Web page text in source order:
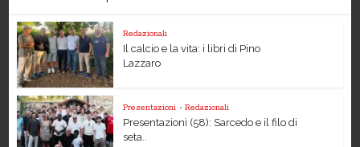
Redazionali
Il calcio e la vita: i libri di Pino
Lazzaro
Presentazioni • Redazionali
Presentazioni (58): Sarcedo e il filo di
seta..